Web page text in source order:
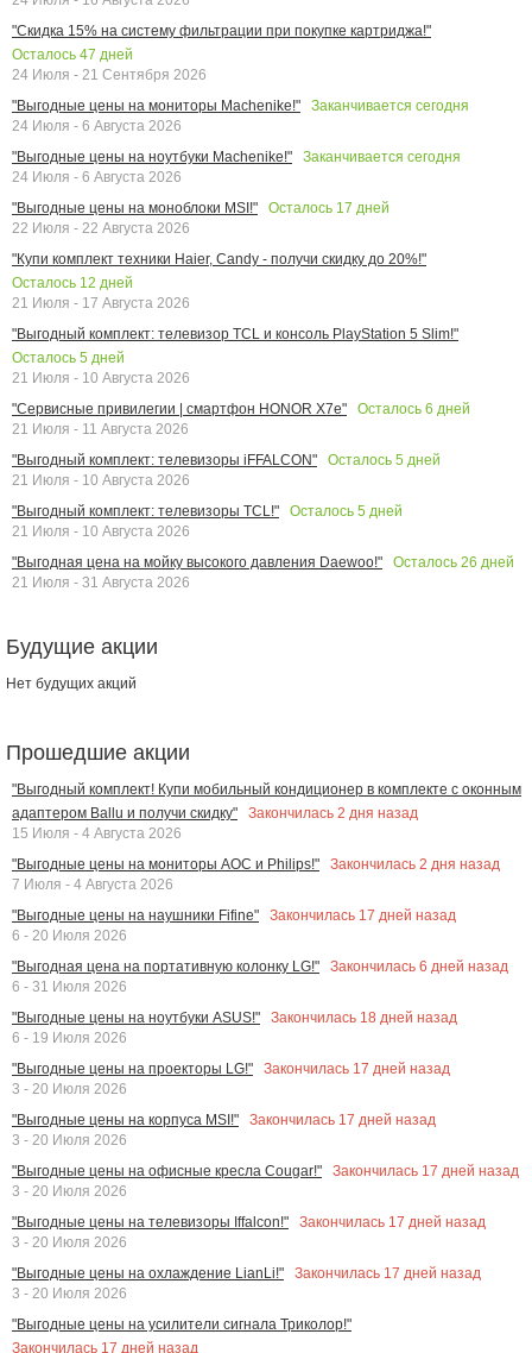
"Скидка 15% на систему фильтрации при покупке картриджа!"
Осталось 47 дней
24 Июля - 21 Сентября 2026
"Выгодные цены на мониторы Machenike!"
Заканчивается сегодня
24 Июля - 6 Августа 2026
"Выгодные цены на ноутбуки Machenike!"
Заканчивается сегодня
24 Июля - 6 Августа 2026
"Выгодные цены на моноблоки MSI!"
Осталось 17 дней
22 Июля - 22 Августа 2026
"Купи комплект техники Haier, Candy - получи скидку до 20%!"
Осталось 12 дней
21 Июля - 17 Августа 2026
"Выгодный комплект: телевизор TCL и консоль PlayStation 5 Slim!"
Осталось 5 дней
21 Июля - 10 Августа 2026
"Сервисные привилегии | смартфон HONOR X7e"
Осталось 6 дней
21 Июля - 11 Августа 2026
"Выгодный комплект: телевизоры iFFALCON"
Осталось 5 дней
21 Июля - 10 Августа 2026
"Выгодный комплект: телевизоры TCL!"
Осталось 5 дней
21 Июля - 10 Августа 2026
"Выгодная цена на мойку высокого давления Daewoo!"
Осталось 26 дней
21 Июля - 31 Августа 2026
Будущие акции
Нет будущих акций
Прошедшие акции
"Выгодный комплект! Купи мобильный кондиционер в комплекте с оконным
адаптером Ballu и получи скидку"
Закончилась 2 дня назад
15 Июля - 4 Августа 2026
"Выгодные цены на мониторы AOC и Philips!"
Закончилась 2 дня назад
7 Июля - 4 Августа 2026
"Выгодные цены на наушники Fifine"
Закончилась 17 дней назад
6 - 20 Июля 2026
"Выгодная цена на портативную колонку LG!"
Закончилась 6 дней назад
6 - 31 Июля 2026
"Выгодные цены на ноутбуки ASUS!"
Закончилась 18 дней назад
6 - 19 Июля 2026
"Выгодные цены на проекторы LG!"
Закончилась 17 дней назад
3 - 20 Июля 2026
"Выгодные цены на корпуса MSI!"
Закончилась 17 дней назад
3 - 20 Июля 2026
"Выгодные цены на офисные кресла Cougar!"
Закончилась 17 дней назад
3 - 20 Июля 2026
"Выгодные цены на телевизоры Iffalcon!"
Закончилась 17 дней назад
3 - 20 Июля 2026
"Выгодные цены на охлаждение LianLi!"
Закончилась 17 дней назад
3 - 20 Июля 2026
"Выгодные цены на усилители сигнала Триколор!"
Закончилась 17 дней назад